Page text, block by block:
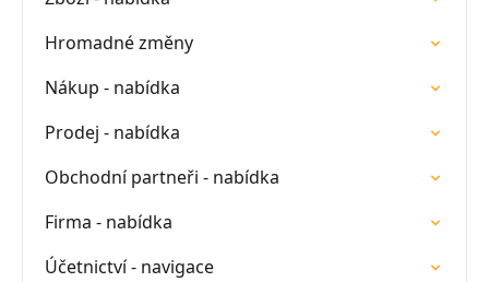
Hromadné změny
Nákup - nabídka
Prodej - nabídka
Obchodní partneři - nabídka
Firma - nabídka
Účetnictví - navigace